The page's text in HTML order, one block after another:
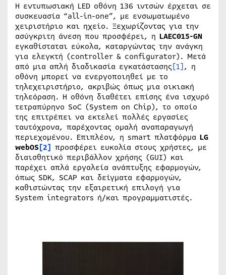
Η εντυπωσιακή LED οθόνη 136 ιντσών έρχεται σε
συσκευασία “all-in-one”, με ενσωματωμένο
χειριστήριο και ηχείο. Ξεχωρίζοντας για την
ασύγκριτη άνεση που προσφέρει, η LAEC015-GN
εγκαθίσταται εύκολα, καταργώντας την ανάγκη
για ελεγκτή (controller & configurator). Μετά
από μια απλή διαδικασία εγκατάστασης[1], η
οθόνη μπορεί να ενεργοποιηθεί με το
τηλεχειριστήριο, ακριβώς όπως μια οικιακή
τηλεόραση. Η οθόνη διαθέτει επίσης ένα ισχυρό
τετραπύρηνο SoC (System on Chip), το οποίο
της επιτρέπει να εκτελεί πολλές εργασίες
ταυτόχρονα, παρέχοντας ομαλή αναπαραγωγή
περιεχομένου. Επιπλέον, η smart πλατφόρμα LG
webOS[2] προσφέρει ευκολία στους χρήστες, με
διαισθητικό περιβάλλον χρήσης (GUI) και
παρέχει απλά εργαλεία ανάπτυξης εφαρμογών,
όπως SDK, SCAP και δείγματα εφαρμογών,
καθιστώντας την εξαιρετική επιλογή για
System integrators ή/και προγραμματιστές.